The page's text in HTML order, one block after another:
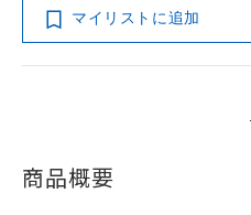
マイリストに追加
商品概要